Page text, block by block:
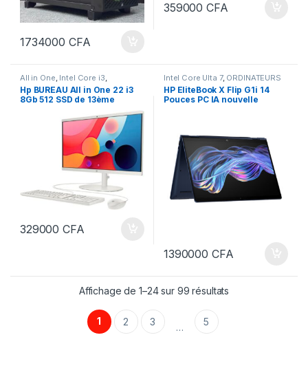
1734000 CFA
359000CFA
All in One Intel Core i3
ORDINATEURS ,PC Bureau
Hp BUREAU All in One 22 i3
8Gb 512 SSD de 13ème
génération 22 pouces blanc
dg0012 dg0013
329000CFA
Intel Core Ulta 7, ORDINATEURS
HP EliteBook X Flip G1i 14
Pouces PC IA nouvelle
1390000 CFA
Affichage de 1–24 sur 99 résultats
1 2 3 … 5